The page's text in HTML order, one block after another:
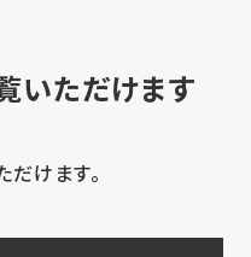
いただけます
だけます。